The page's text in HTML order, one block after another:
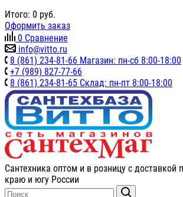
Итого: 0 руб.
Оформить заказ
0 Сравнение
info@vitto.ru
8 (861) 234-81-66 Магазин: пн-сб 8:00-18:00
+7 (989) 827-77-66
8 (861) 234-81-65 Склад: пн-пт 8:00-18:00
Сантехника оптом и в розницу с доставкой
краю и югу России